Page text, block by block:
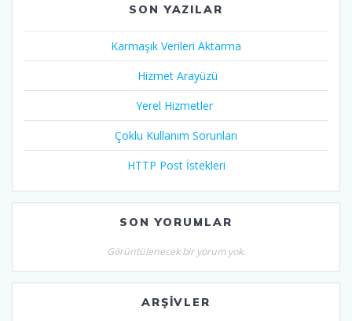
SON YAZILAR
Karmaşık Verileri Aktarma
Hizmet Arayüzü
Yerel Hizmetler
Çoklu Kullanım Sorunları
HTTP Post İstekleri
SON YORUMLAR
Görüntülenecek bir yorum yok.
ARŞIVLER